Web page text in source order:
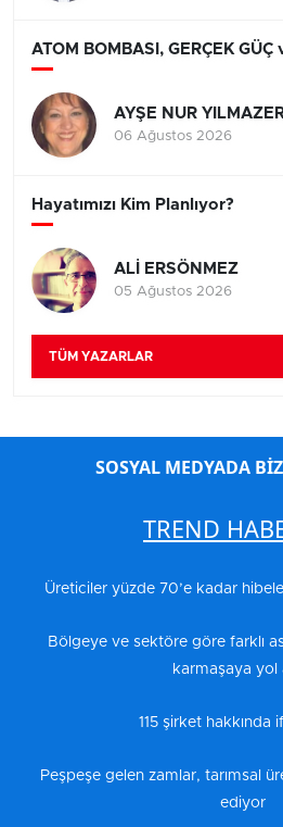
ATOM BOMBASI, GERÇEK GÜÇ
AYŞE NUR
06 Ağustos 2026
Hayatımızı Kim Planlıyor?
ALİ ERSÖNMEZ
05 Ağustos 2026
TÜM YAZARLAR
SOSYAL MEDYADA
TREND
Üreticiler yüzde 70’e kadar
Bölgeye ve sektöre göre farklı
karmaşaya yol
115 şirket hakkında
Peşpeşe gelen zamlar, tarımsal
ediyor